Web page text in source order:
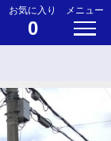
お気に入り
0
メニュー